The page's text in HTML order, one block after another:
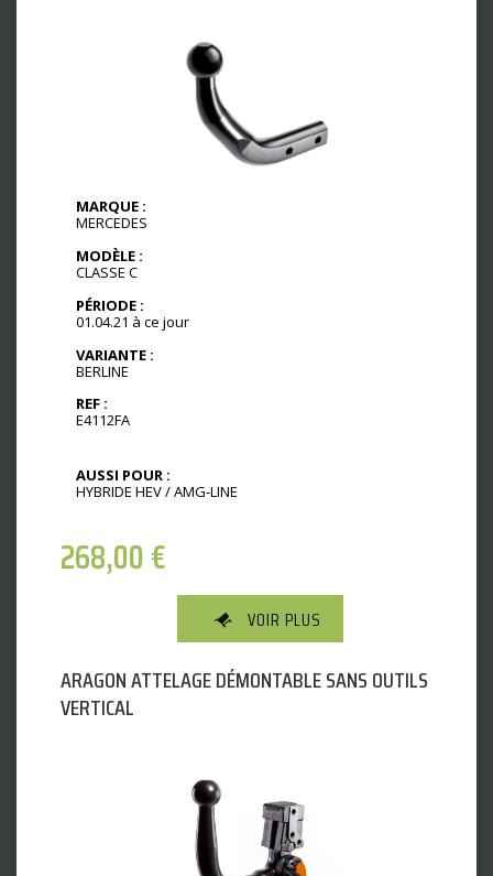
MARQUE :
MERCEDES
MODÈLE :
CLASSE C
PÉRIODE :
01.04.21 à ce jour
VARIANTE :
BERLINE
REF :
E4112FA
AUSSI POUR :
HYBRIDE HEV / AMG-LINE
268,00€
VOIR PLUS
ARAGON ATTELAGE DÉMONTABLE SANS OUTILS
VERTICAL